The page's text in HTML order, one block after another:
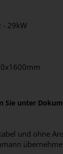
- 29kW
Sie unter
und ohne